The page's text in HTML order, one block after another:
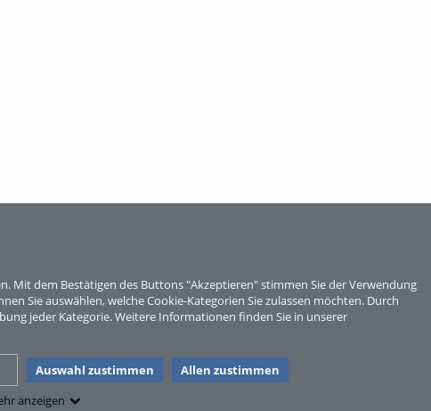
Mit dem Bestätigen des Buttons "Akzeptieren" stimmen Sie der Verwendung
Sie auswählen, welche Cookie-Kategorien Sie zulassen möchten. Durch
jeder Kategorie. Weitere Informationen finden Sie in unserer
Auswahl zustimmen
Allen zustimmen
anzeigen
Sperber